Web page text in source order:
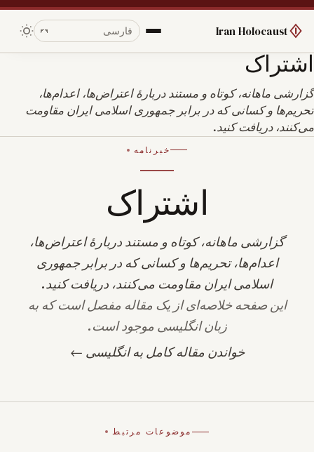
Iran Holocaust
اشتراک
گزارشی ماهانه، کوتاه و مستند دربارهٔ اعتراض‌ها، اعدام‌ها،
تحریم‌ها و کسانی که در برابر جمهوری اسلامی ایران مقاومت
می‌کنند، دریافت کنید.
خبرنامه
اشتراک
گزارشی ماهانه، کوتاه و مستند دربارهٔ اعتراض‌ها،
اعدام‌ها، تحریم‌ها و کسانی که در برابر جمهوری
اسلامی ایران مقاومت می‌کنند، دریافت کنید.
این صفحه خلاصه‌ای از یک مقاله مفصل است که به
زبان انگلیسی موجود است.
خواندن مقاله کامل به انگلیسی ←
موضوعات مرتبط